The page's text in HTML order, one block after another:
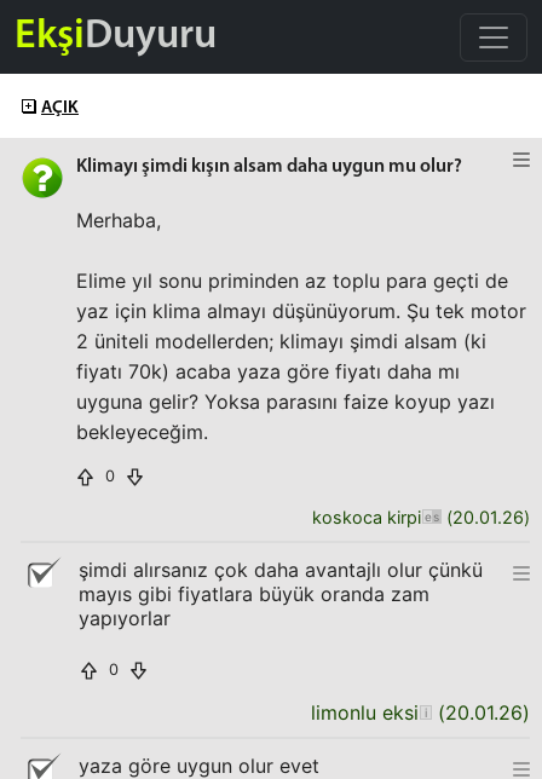
EkşiDuyuru
AÇIK
Klimayı şimdi kışın alsam daha uygun mu olur?
Merhaba,
Elime yıl sonu priminden az toplu para geçti de
yaz için klima almayı düşünüyorum. Şu tek motor
2 üniteli modellerden; klimayı şimdi alsam (ki
fiyatı 70k) acaba yaza göre fiyatı daha mı
uyguna gelir? Yoksa parasını faize koyup yazı
bekleyeceğim.
0
koskoca kirpi (20.01.26)
şimdi alırsanız çok daha avantajlı olur çünkü
mayıs gibi fiyatlara büyük oranda zam
yapıyorlar
0
limonlu eksi (20.01.26)
yaza göre uygun olur evet